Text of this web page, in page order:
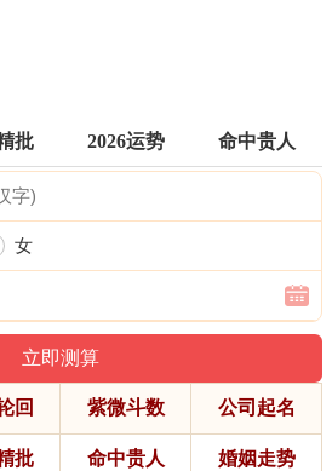
批 2026运势 命中贵人
女
回 紫微斗数 公司起名
批 命中贵人 婚姻走势